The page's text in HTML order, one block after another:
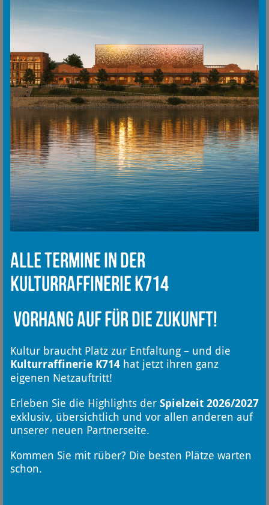
Alle Termine in der
Kulturraffinerie K714
Vorhang auf für die Zukunft!
Kultur braucht Platz zur Entfaltung – und die
Kulturraffinerie K714 hat jetzt ihren ganz
eigenen Netzauftritt!
Erleben Sie die Highlights der Spielzeit 2026/2027
exklusiv, übersichtlich und vor allen anderen auf
unserer neuen Partnerseite.
Kommen Sie mit rüber? Die besten Plätze warten
schon.